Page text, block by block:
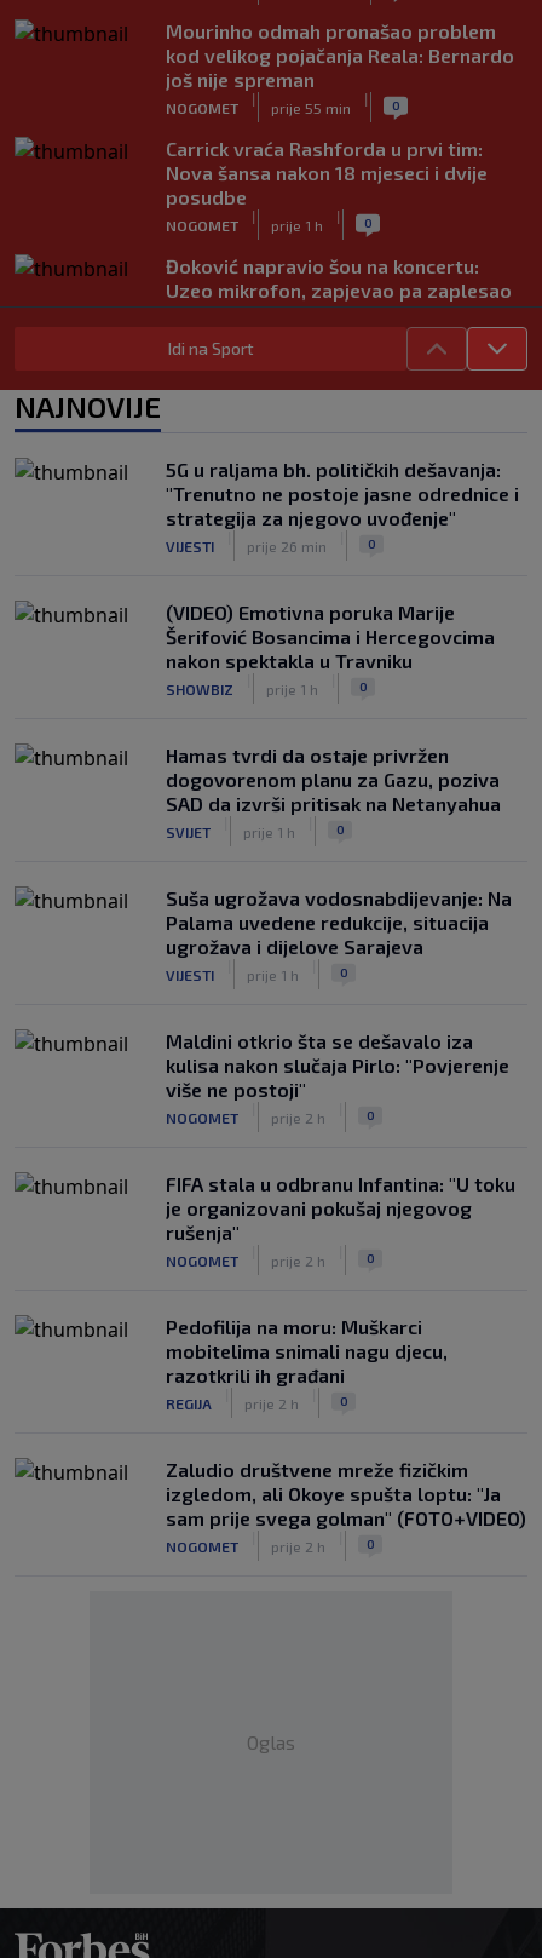
Mourinho odmah pronašao problem
kod velikog pojačanja Reala: Bernardo
još nije spreman
NOGOMET
|
prije 55 min
| 0
Carrick vraća Rashforda u prvi tim:
Nova šansa nakon 18 mjeseci i dvije
posudbe
NOGOMET
|
prije 1 h
| 0
Đoković napravio šou na koncertu:
Uzeo mikrofon, zapjevao pa zaplesao
na bini (VIDEO)
TENIS prije 1 h
Fudbal opasan po život: "Čišćenje"
lopte uzrokovalo saobraćajni udes
(VIDEO)
Idi na Sport
NAJNOVIJE
5G u raljama bh. političkih dešavanja:
"Trenutno ne postoje jasne odrednice i
strategija za njegovo uvođenje"
VIJESTI prije 26 min 0
(VIDEO) Emotivna poruka Marije
Šerifović Bosancima i Hercegovcima
nakon spektakla u Travniku
SHOWBIZ prije 1 h 0
Hamas tvrdi da ostaje privržen
dogovorenom planu za Gazu, poziva
SAD da izvrši pritisak na Netanyahua
SVIJET prije 1 h 0
Suša ugrožava vodosnabdijevanje: Na
Palama uvedene redukcije, situacija
ugrožava i dijelove Sarajeva
VIJESTI prije 1 h 0
Maldini otkrio šta se dešavalo iza
kulisa nakon slučaja Pirlo: "Povjerenje
više ne postoji"
NOGOMET prije 2 h 0
FIFA stala u odbranu Infantina: "U toku
je organizovani pokušaj njegovog
rušenja"
NOGOMET prije 2 h 0
Pedofilija na moru: Muškarci
mobitelima snimali nagu djecu,
razotkrili ih građani
REGIJA prije 2 h 0
Zaludio društvene mreže fizičkim
izgledom, ali Okoye spušta loptu: "Ja
sam prije svega golman" (FOTO+VIDEO)
NOGOMET prije 2 h 0
Oglas